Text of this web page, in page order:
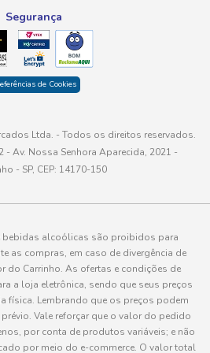
Segurança
de Cookies
Ltda. - Todos os direitos reservados.
- Av. Nossa Senhora Aparecida, 2021 -
- SP, CEP: 14170-150
bebidas alcoólicas são proibidos para
as compras, em caso de divergência de
do Carrinho. As ofertas e condições de
a loja eletrônica, sendo que seus preços
física. Lembrando que os preços podem
Vale reforçar que o valor do pedido
por conta de produtos variáveis; e não
por meio do e-commerce. O valor total